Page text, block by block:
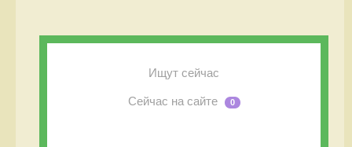
Ищут сейчас
Сейчас на сайте 0